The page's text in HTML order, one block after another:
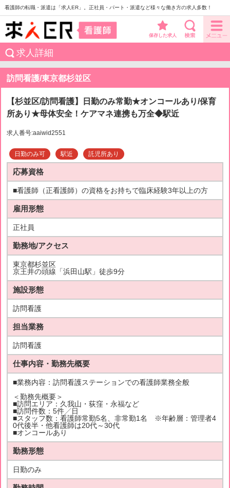
看護師の転職・派遣は「求人ER」。正社員・パート・派遣など様々な働き方の求人多数！
保存した求人
求人詳細
訪問看護/東京都杉並区
【杉並区/訪問看護】日勤のみ常勤★オンコールあり/保育
所あり★母体安全！ケアマネ連携も万全◆駅近
求人番号:aaiwid2551
日勤のみ可 駅近 託児所あり
応募資格
■看護師（正看護師）の資格をお持ちで臨床経験3年以上の方
雇用形態
正社員
勤務地/アクセス
東京都杉並区
京王井の頭線「浜田山駅」徒歩9分
施設形態
訪問看護
担当業務
訪問看護
仕事内容・勤務先概要
■業務内容：訪問看護ステーションでの看護師業務全般
＜勤務先概要＞
■訪問エリア：久我山・荻窪・永福など
■訪問件数：5件╱日
■スタッフ数：看護師常勤5名、非常勤1名 ※年齢層：管理者4
0代後半・他看護師は20代～30代
■オンコールあり
勤務形態
日勤のみ